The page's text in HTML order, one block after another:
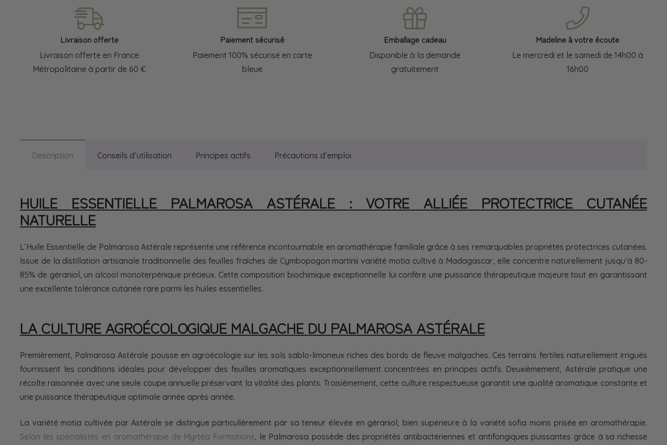
Livraison offerte
Livraison offerte en France
Métropolitaine à partir de 60 €
Paiement sécurisé
Paiement 100% sécurisé en carte
bleue
Emballage cadeau
Disponible à la demande
gratuitement
Madeline à votre écoute
Le mercredi et le samedi de 14h00 à
16h00
Description Conseils d’utilisation Principes actifs Précautions d’emploi
HUILE ESSENTIELLE PALMAROSA ASTÉRALE : VOTRE ALLIÉE PROTECTRICE CUTANÉE
NATURELLE
L’Huile Essentielle de Palmarosa Astérale représente une référence incontournable en aromathérapie familiale grâce à ses remarquables propriétés protectrices cutanées.
Issue de la distillation artisanale traditionnelle des feuilles fraîches de Cymbopogon martinii variété motia cultivé à Madagascar, elle concentre naturellement jusqu’à 80-
85% de géraniol, un alcool monoterpénique précieux. Cette composition biochimique exceptionnelle lui confère une puissance thérapeutique majeure tout en garantissant
une excellente tolérance cutanée rare parmi les huiles essentielles.
LA CULTURE AGROÉCOLOGIQUE MALGACHE DU PALMAROSA ASTÉRALE
Premièrement, Palmarosa Astérale pousse en agroécologie sur les sols sablo-limoneux riches des bords de fleuve malgaches. Ces terrains fertiles naturellement irrigués
fournissent les conditions idéales pour développer des feuilles aromatiques exceptionnellement concentrées en principes actifs. Deuxièmement, Astérale pratique une
récolte raisonnée avec une seule coupe annuelle préservant la vitalité des plants. Troisièmement, cette culture respectueuse garantit une qualité aromatique constante et
une puissance thérapeutique optimale année après année.
La variété motia cultivée par Astérale se distingue particulièrement par sa teneur élevée en géraniol, bien supérieure à la variété sofia moins prisée en aromathérapie.
Selon les spécialistes en aromathérapie de Myrtéa Formations , le Palmarosa possède des propriétés antibactériennes et antifongiques puissantes grâce à sa richesse